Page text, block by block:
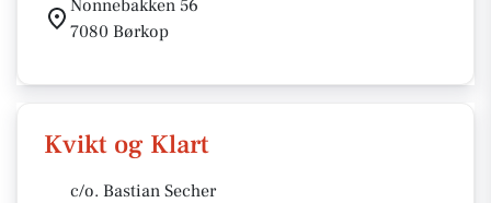
Nonnebakken 56
7080 Børkop
Kvikt og Klart
c/o. Bastian Secher